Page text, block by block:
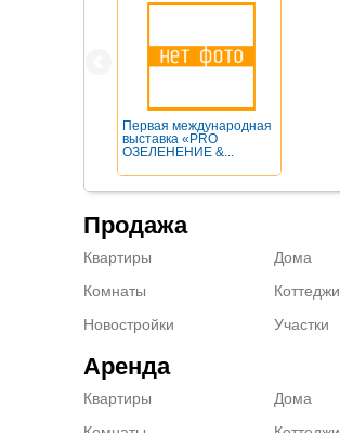
Первая международная
выставка «PRO
ОЗЕЛЕНЕНИЕ &...
Продажа
Квартиры
Комнаты
Новостройки
Дома
Коттеджи
Участки
Аренда
Квартиры
Дома